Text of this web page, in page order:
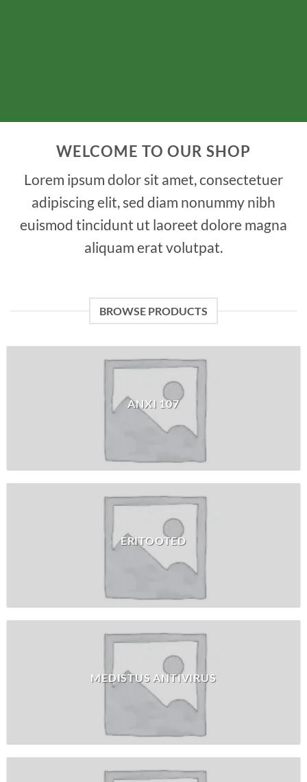
WELCOME TO OUR SHOP
Lorem ipsum dolor sit amet, consectetuer
adipiscing elit, sed diam nonummy nibh
euismod tincidunt ut laoreet dolore magna
aliquam erat volutpat.
BROWSE PRODUCTS
ANXI 107
ERITOOTED
MEDISTUS ANTIVIRUS